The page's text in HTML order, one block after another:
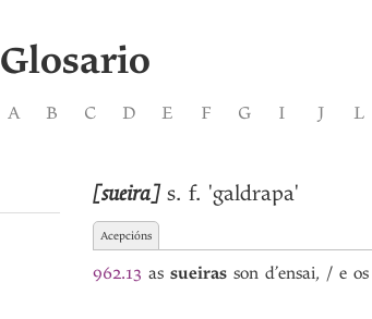
Glosario
A B C D E F G I J L
[sueira] s. f. 'galdrapa'
Acepcións
962.13 as sueiras son d’ensai, / e